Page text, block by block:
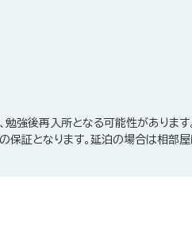
強後再入所となる可能性があります
保証となります。延泊の場合は相部